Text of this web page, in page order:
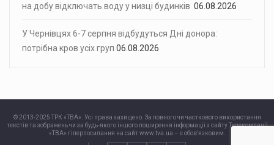
на добу відключать воду у низці будинків 06.08.2026
У Чернівцях 6-7 серпня відбудуться Дні донора:
потрібна кров усіх груп 06.08.2026
© 2013-2025 ТРК «ТВА». Усі права захищено. За повного чи часткового використання
текстів та зображень чи за будь-якого іншого поширення інформації з сайту Телекомпанії
«ТВА» гіперпосилання на сайт www.tva.ua – є обов’язковим.